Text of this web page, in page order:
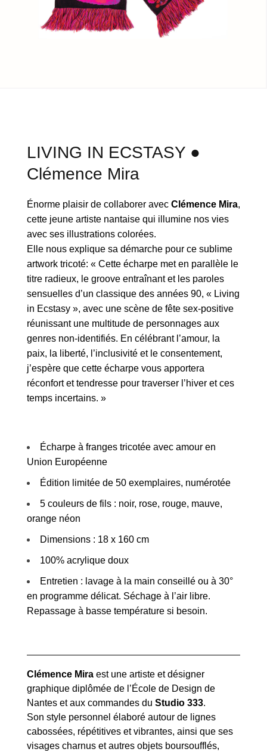
LIVING IN ECSTASY ●
Clémence Mira
Énorme plaisir de collaborer avec Clémence Mira,
cette jeune artiste nantaise qui illumine nos vies
avec ses illustrations colorées.
Elle nous explique sa démarche pour ce sublime
artwork tricoté: « Cette écharpe met en parallèle le
titre radieux, le groove entraînant et les paroles
sensuelles d’un classique des années 90, « Living
in Ecstasy », avec une scène de fête sex-positive
réunissant une multitude de personnages aux
genres non-identifiés. En célébrant l’amour, la
paix, la liberté, l’inclusivité et le consentement,
j’espère que cette écharpe vous apportera
réconfort et tendresse pour traverser l’hiver et ces
temps incertains. »
Écharpe à franges tricotée avec amour en
Union Européenne
Édition limitée de 50 exemplaires, numérotée
5 couleurs de fils : noir, rose, rouge, mauve,
orange néon
Dimensions : 18 x 160 cm
100% acrylique doux
Entretien : lavage à la main conseillé ou à 30°
en programme délicat. Séchage à l’air libre.
Repassage à basse température si besoin.
Clémence Miraest une artiste et désigner
graphique diplômée de l’École de Design de
Nantes et aux commandes du Studio 333.
Son style personnel élaboré autour de lignes
cabossées, répétitives et vibrantes, ainsi que ses
visages charnus et autres objets boursoufflés,